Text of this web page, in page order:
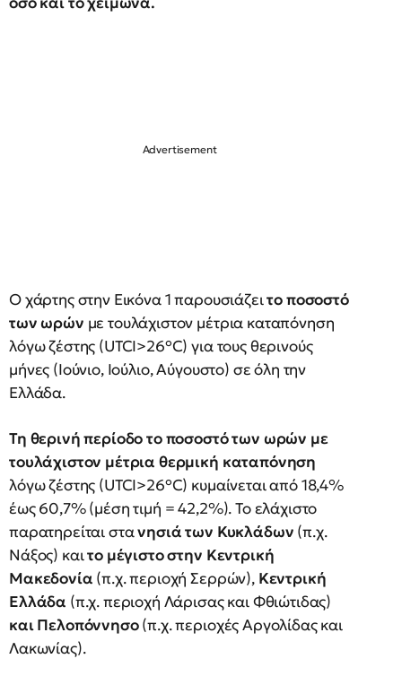
Ο χάρτης στην Εικόνα 1 παρουσιάζειτο ποσοστό
των ωρών με τουλάχιστον μέτρια καταπόνηση
λόγω ζέστης (UTCI>26°C) για τους θερινούς
μήνες (Ιούνιο, Ιούλιο, Αύγουστο) σε όλη την
Ελλάδα.
Τη θερινή περίοδο το ποσοστό των ωρών με
τουλάχιστον μέτρια θερμική καταπόνηση
λόγω ζέστης (UTCI>26°C) κυμαίνεται από 18,4%
έως 60,7% (μέση τιμή = 42,2%). Το ελάχιστο
παρατηρείται στανησιά των Κυκλάδων (π.χ.
Νάξος) καιτο μέγιστο στην Κεντρική
Μακεδονία (π.χ. περιοχή Σερρών), Κεντρική
Ελλάδα (π.χ. περιοχή Λάρισας και Φθιώτιδας)
και Πελοπόννησο(π.χ. περιοχές Αργολίδας και
Λακωνίας).